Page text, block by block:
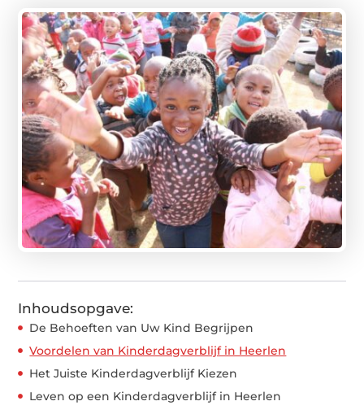
Inhoudsopgave:
De Behoeften van Uw Kind Begrijpen
Voordelen van Kinderdagverblijf in Heerlen
Het Juiste Kinderdagverblijf Kiezen
Leven op een Kinderdagverblijf in Heerlen